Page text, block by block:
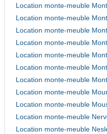
Location monte-meuble
Location monte-meuble
Location monte-meuble
Location monte-meuble
Location monte-meuble
Location monte-meuble
Location monte-meuble
Location monte-meuble
Location monte-meuble
Location monte-meuble
Location monte-meuble